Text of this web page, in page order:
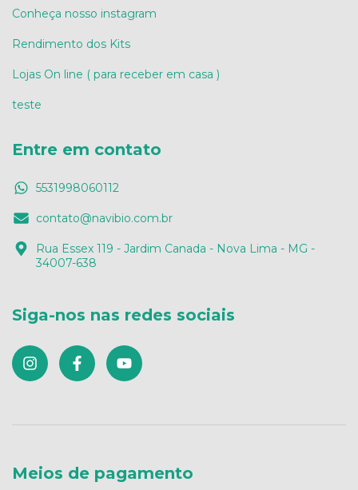
Conheça nosso instagram
Rendimento dos Kits
Lojas On line ( para receber em casa )
teste
Entre em contato
5531998060112
contato@navibio.com.br
Rua Essex 119 - Jardim Canada - Nova Lima - MG -
34007-638
Siga-nos nas redes sociais
Meios de pagamento